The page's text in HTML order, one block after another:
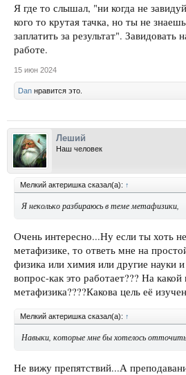
Я где то слышал, "ни когда не
кого то крутая тачка, но ты не
заплатить за результат". Завидовать
работе.
15 июн 2024
Dan нравится это.
Леший
Наш человек
Мелкий актеришка сказал(а): ↑
Я неколько разбираюсь в теме метафизики,
Очень интересно...Ну если ты хоть
метафизике, то ответь мне на
физика или химия или другие науки
вопрос-как это работает??? На какой
метафизика????Какова цель её
Мелкий актеришка сказал(а): ↑
Навыки, которые мне бы хотелось
Не вижу препятствий...А